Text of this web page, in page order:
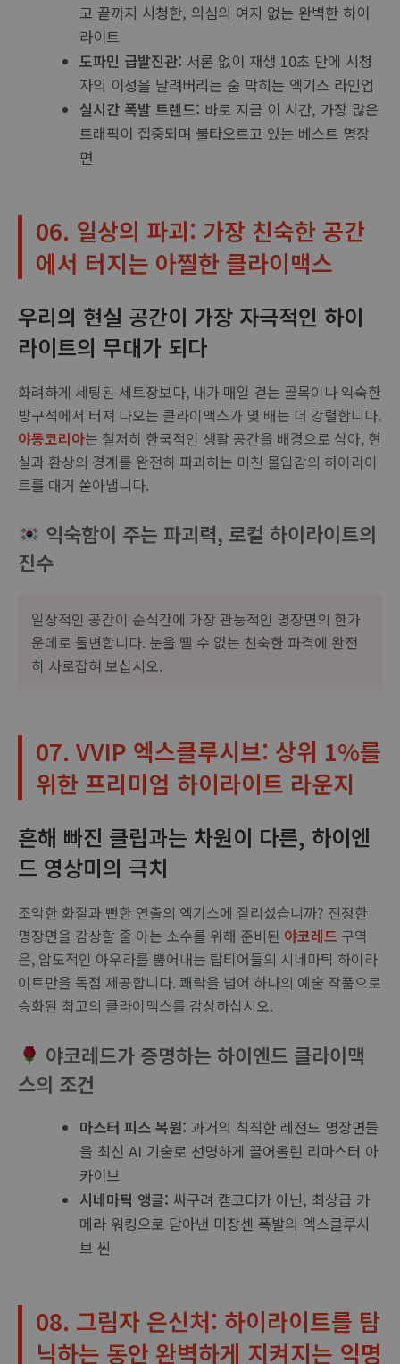
고 끝까지 시청한, 의심의 여지 없는 완벽한 하이
라이트
도파민 급발진관: 서론 없이 재생 10초 만에 시청
자의 이성을 날려버리는 숨 막히는 엑기스 라인업
실시간 폭발 트렌드: 바로 지금 이 시간, 가장 많은
트래픽이 집중되며 불타오르고 있는 베스트 명장
면
06. 일상의 파괴: 가장 친숙한 공간
에서 터지는 아찔한 클라이맥스
우리의 현실 공간이 가장 자극적인 하이
라이트의 무대가 되다
화려하게 세팅된 세트장보다, 내가 매일 걷는 골목이나 익숙한
방구석에서 터져 나오는 클라이맥스가 몇 배는 더 강렬합니다.
야동코리아는 철저히 한국적인 생활 공간을 배경으로 삼아, 현
실과 환상의 경계를 완전히 파괴하는 미친 몰입감의 하이라이
트를 대거 쏟아냅니다.
익숙함이 주는 파괴력, 로컬 하이라이트의
진수
일상적인 공간이 순식간에 가장 관능적인 명장면의 한가
운데로 돌변합니다. 눈을 뗄 수 없는 친숙한 파격에 완전
히 사로잡혀 보십시오.
07. VVIP 엑스클루시브: 상위 1%를
위한 프리미엄 하이라이트 라운지
흔해 빠진 클립과는 차원이 다른, 하이엔
드 영상미의 극치
조악한 화질과 뻔한 연출의 엑기스에 질리셨습니까? 진정한
명장면을 감상할 줄 아는 소수를 위해 준비된 야코레드 구역
은, 압도적인 아우라를 뿜어내는 탑티어들의 시네마틱 하이라
이트만을 독점 제공합니다. 쾌락을 넘어 하나의 예술 작품으로
승화된 최고의 클라이맥스를 감상하십시오.
야코레드가 증명하는 하이엔드 클라이맥
스의 조건
마스터 피스 복원: 과거의 칙칙한 레전드 명장면들
을 최신 AI 기술로 선명하게 끌어올린 리마스터 아
카이브
시네마틱 앵글: 싸구려 캠코더가 아닌, 최상급 카
메라 워킹으로 담아낸 미장센 폭발의 엑스클루시
브 씬
08. 그림자 은신처: 하이라이트를 탐
닉하는 동안 완벽하게 지켜지는 익명